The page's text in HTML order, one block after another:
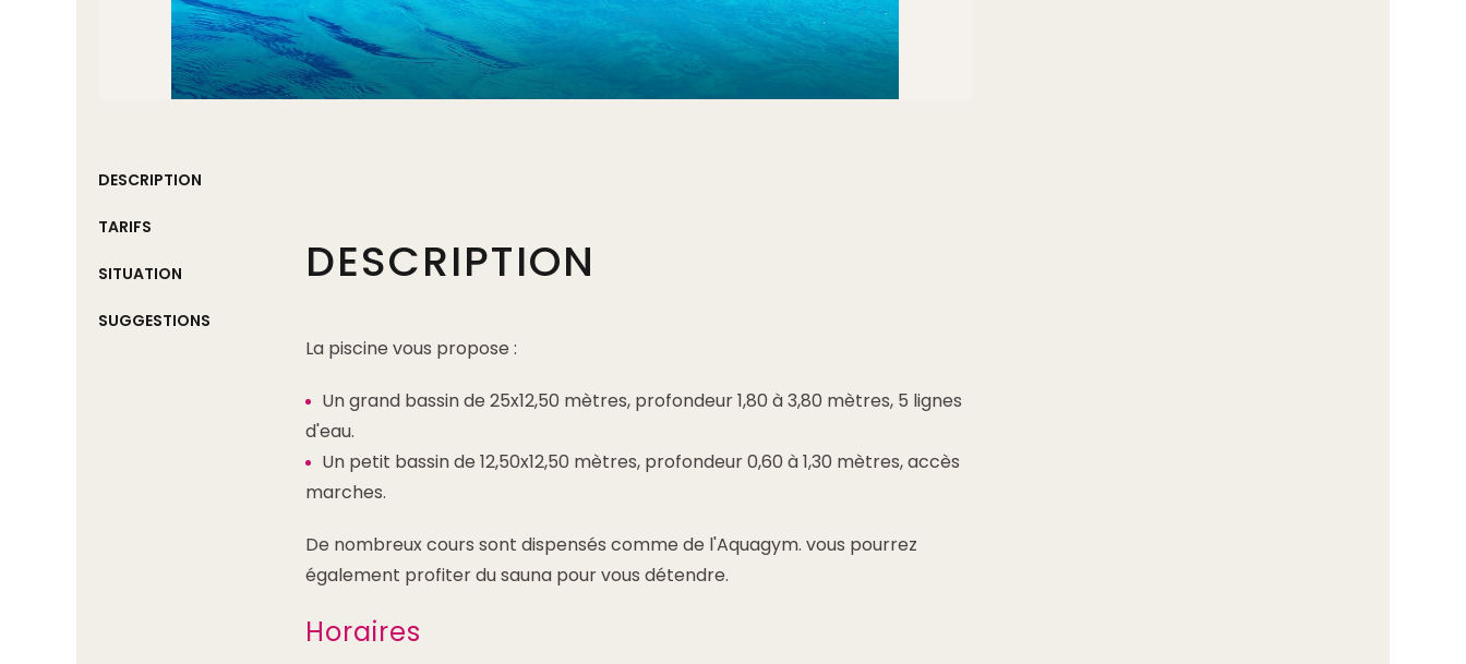
DESCRIPTION
TARIFS
SITUATION
SUGGESTIONS
DESCRIPTION
La piscine vous propose :
Un grand bassin de 25x12,50 mètres, profondeur 1,80 à 3,80 mètres, 5 lignes
d'eau.
Un petit bassin de 12,50x12,50 mètres, profondeur 0,60 à 1,30 mètres, accès
marches.
De nombreux cours sont dispensés comme de l'Aquagym. vous pourrez
également profiter du sauna pour vous détendre.
Horaires